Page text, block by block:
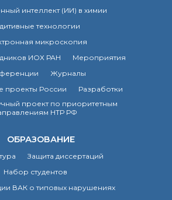
интеллект (ИИ) в химии
технологии
микроскопия
ИОХ РАН
Мероприятия
Журналы
проекты России
Разработки
проект по приоритетным
НТР РФ
ОБРАЗОВАНИЕ
Защита диссертаций
Набор студентов
ВАК о типовых нарушениях